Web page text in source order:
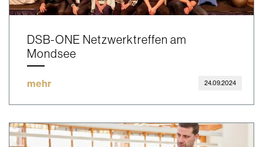
DSB-ONE Netzwerktreffen am
Mondsee
mehr 24.09.2024